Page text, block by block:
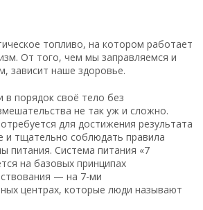
топливо, на котором работает
От того, чем мы заправляемся и
зависит наше здоровье.
в порядок своё тело без
не так уж и сложно.
для достижения результата
и тщательно соблюдать правила
питания. Система питания «7
на базовых принципах
— на 7-ми
центрах, которые люди называют